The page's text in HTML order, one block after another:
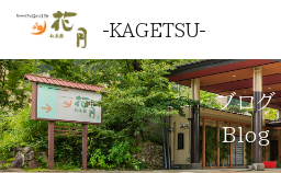
KAGETSU
ブログ
Blog